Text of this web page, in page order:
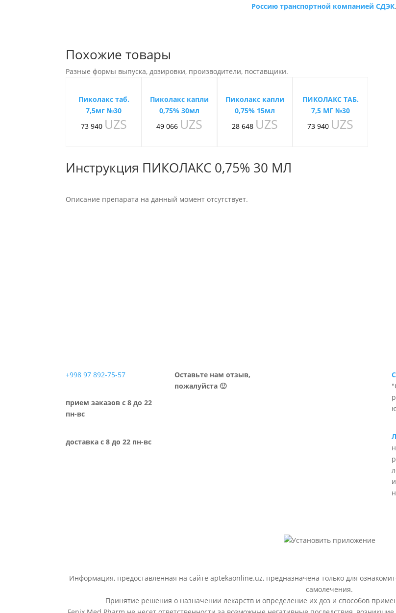
Россию транспортной компанией СДЭК.
Похожие товары
Разные формы выпуска, дозировки, производители, поставщики.
Пиколакс таб.
7,5мг №30
73 940 UZS
Пиколакс капли
0,75% 30мл
49 066 UZS
Пиколакс капли
0,75% 15мл
28 648 UZS
ПИКОЛАКС ТАБ.
7,5 МГ №30
73 940 UZS
Инструкция ПИКОЛАКС 0,75% 30 МЛ
Описание препарата на данный момент отсутствует.
+998 97 892-75-57
прием заказов с 8 до 22
пн-вс
доставка с 8 до 22 пн-вс
Оставьте нам отзыв,
пожалуйста 🙂
Информация, предоставленная на сайте aptekaonline.uz, предназначена только для
самолечения.
Принятие решения о назначении лекарств и определение их доз и способов